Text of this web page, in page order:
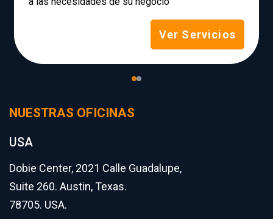
Ver Servicios
NUESTRAS OFICINAS
USA
Dobie Center, 2021 Calle Guadalupe,
Suite 260. Austin, Texas.
78705. USA.